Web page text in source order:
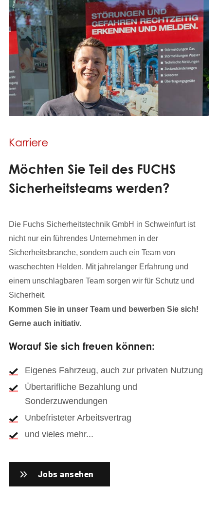
Karriere
Möchten Sie Teil des FUCHS
Sicherheitsteams werden?
Die Fuchs Sicherheitstechnik GmbH in Schweinfurt ist
nicht nur ein führendes Unternehmen in der
Sicherheitsbranche, sondern auch ein Team von
waschechten Helden. Mit jahrelanger Erfahrung und
einem unschlagbaren Team sorgen wir für Schutz und
Sicherheit.
Kommen Sie in unser Team und bewerben Sie sich!
Gerne auch initiativ.
Worauf Sie sich freuen können:
Eigenes Fahrzeug, auch zur privaten Nutzung
Übertarifliche Bezahlung und
Sonderzuwendungen
Unbefristeter Arbeitsvertrag
und vieles mehr...
Jobs ansehen